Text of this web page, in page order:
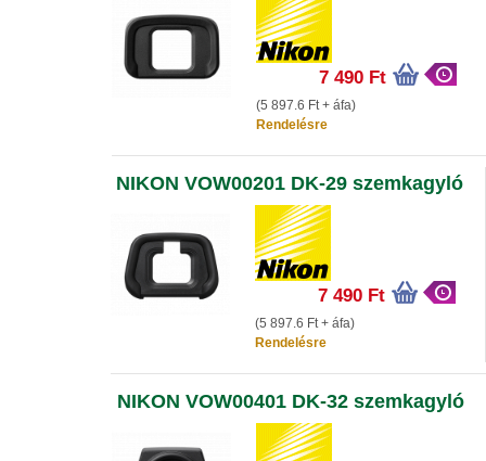
7 490 Ft
(5 897.6 Ft + áfa)
Rendelésre
NIKON VOW00201 DK-29 szemkagyló
7 490 Ft
(5 897.6 Ft + áfa)
Rendelésre
NIKON VOW00401 DK-32 szemkagyló